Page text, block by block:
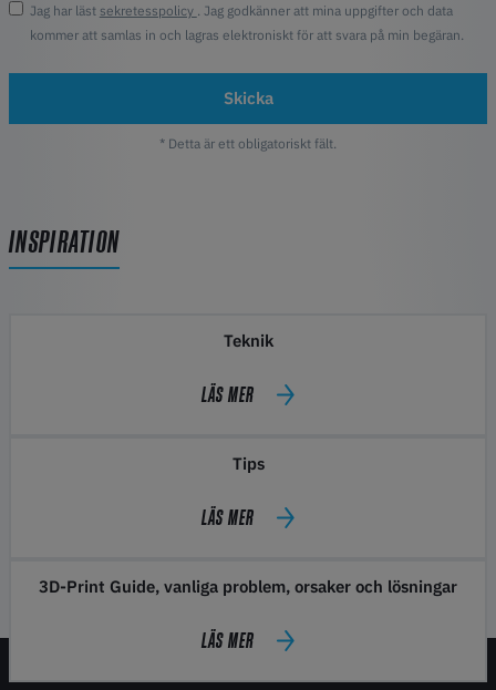
Jag har läst sekretesspolicy . Jag godkänner att mina uppgifter och data
kommer att samlas in och lagras elektroniskt för att svara på min begäran.
Skicka
* Detta är ett obligatoriskt fält.
INSPIRATION
Teknik
LÄS MER
Tips
LÄS MER
3D-Print Guide, vanliga problem, orsaker och lösningar
LÄS MER